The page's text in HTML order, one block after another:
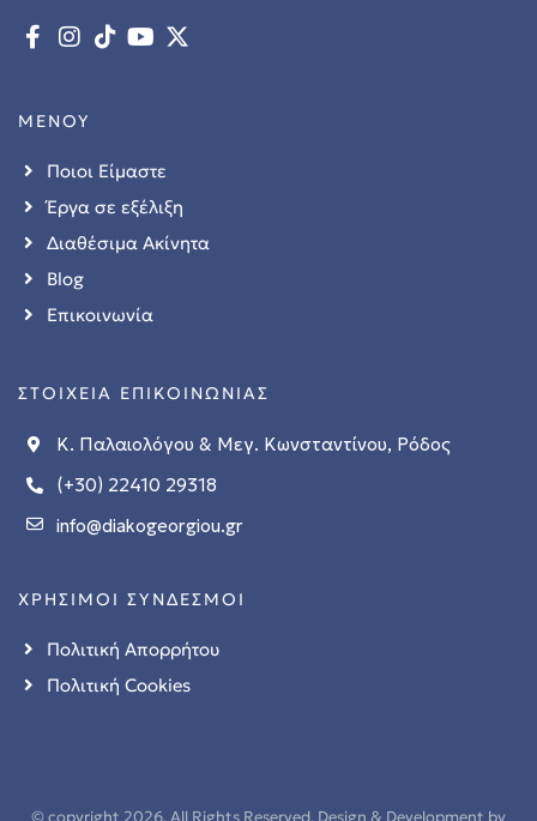
ΜΕΝΟΥ
Ποιοι Είμαστε
Έργα σε εξέλιξη
Διαθέσιμα Ακίνητα
Blog
Επικοινωνία
ΣΤΟΙΧΕΙΑ ΕΠΙΚΟΙΝΩΝΙΑΣ
Κ. Παλαιολόγου & Μεγ. Κωνσταντίνου, Ρόδος
(+30) 22410 29318
info@diakogeorgiou.gr
ΧΡΗΣΙΜΟΙ ΣΥΝΔΕΣΜΟΙ
Πολιτική Απορρήτου
Πολιτική Cookies